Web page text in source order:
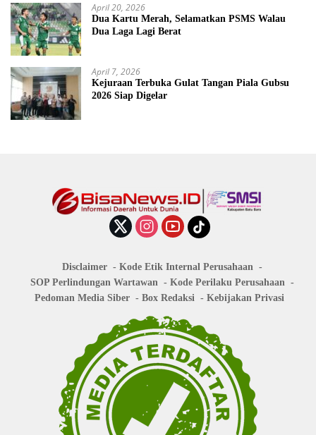
April 20, 2026
Dua Kartu Merah, Selamatkan PSMS Walau
Dua Laga Lagi Berat
April 7, 2026
Kejuraan Terbuka Gulat Tangan Piala Gubsu
2026 Siap Digelar
Disclaimer
Kode Etik Internal Perusahaan
SOP Perlindungan Wartawan
Kode Perilaku Perusahaan
Pedoman Media Siber
Box Redaksi Kebijakan Privasi